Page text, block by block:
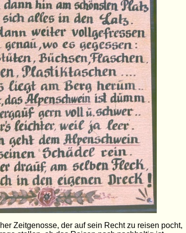
Zeitgenosse, der auf sein Recht zu reisen pocht,